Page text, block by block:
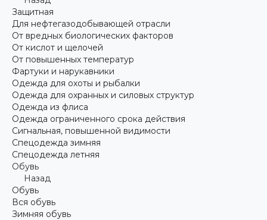
Защитная
Для нефтегазодобывающей отрасли
От вредных биологических факторов
От кислот и щелочей
От повышенных температур
Фартуки и нарукавники
Одежда для охоты и рыбалки
Одежда для охранных и силовых структур
Одежда из флиса
Одежда ограниченного срока действия
Сигнальная, повышенной видимости
Спецодежда зимняя
Спецодежда летняя
Обувь
Назад
Обувь
Вся обувь
Зимняя обувь